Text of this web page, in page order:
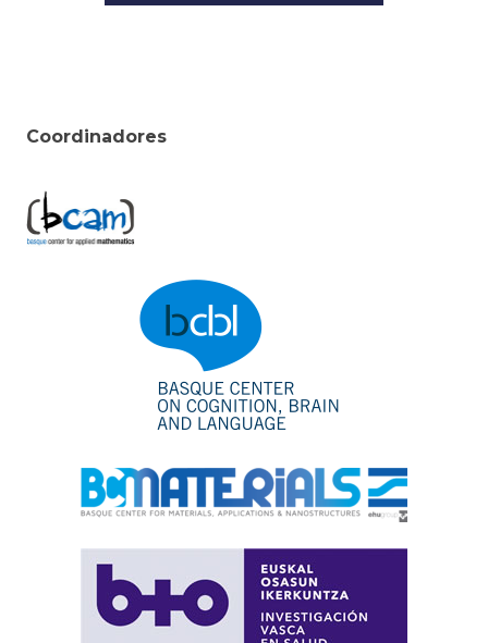
Coordinadores